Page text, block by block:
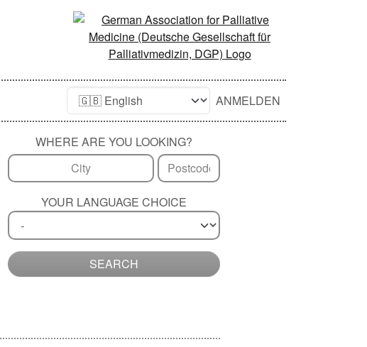
ANMELDEN
WHERE ARE YOU LOOKING?
YOUR LANGUAGE CHOICE
SEARCH